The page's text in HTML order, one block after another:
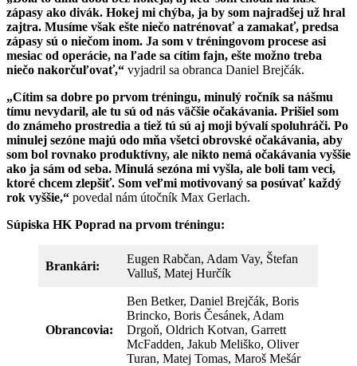
zápasy ako divák. Hokej mi chýba, ja by som najradšej už hral
zajtra. Musíme však ešte niečo natrénovať a zamakať, predsa
zápasy sú o niečom inom. Ja som v tréningovom procese asi
mesiac od operácie, na ľade sa cítim fajn, ešte možno treba
niečo nakorčuľovať,“ vyjadril sa obranca Daniel Brejčák.
„Cítim sa dobre po prvom tréningu, minulý ročník sa nášmu
tímu nevydaril, ale tu sú od nás väčšie očakávania. Prišiel som
do známeho prostredia a tiež tú sú aj moji bývalí spoluhráči. Po
minulej sezóne majú odo mňa všetci obrovské očakávania, aby
som bol rovnako produktívny, ale nikto nemá očakávania vyššie
ako ja sám od seba. Minulá sezóna mi vyšla, ale boli tam veci,
ktoré chcem zlepšiť. Som veľmi motivovaný sa posúvať každý
rok vyššie,“ povedal nám útočník Max Gerlach.
Súpiska HK Poprad na prvom tréningu:
Brankári:
Eugen Rabčan, Adam Vay, Štefan
Valluš, Matej Hurčík
Obrancovia:
Ben Betker, Daniel Brejčák, Boris
Brincko, Boris Česánek, Adam
Drgoň, Oldrich Kotvan, Garrett
McFadden, Jakub Meliško, Oliver
Turan, Matej Tomas, Maroš Mešár